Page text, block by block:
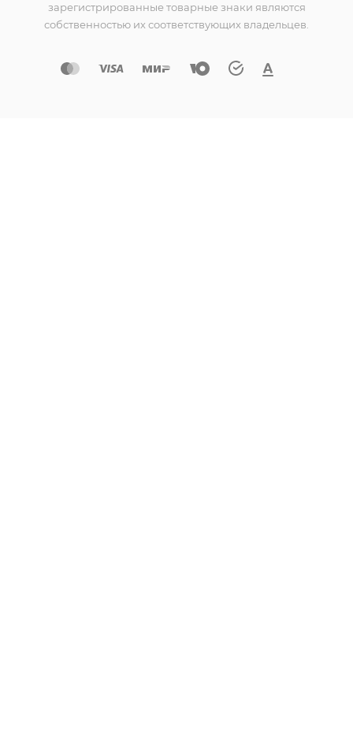
зарегистрированные товарные знаки являются
собственностью их соответствующих владельцев.